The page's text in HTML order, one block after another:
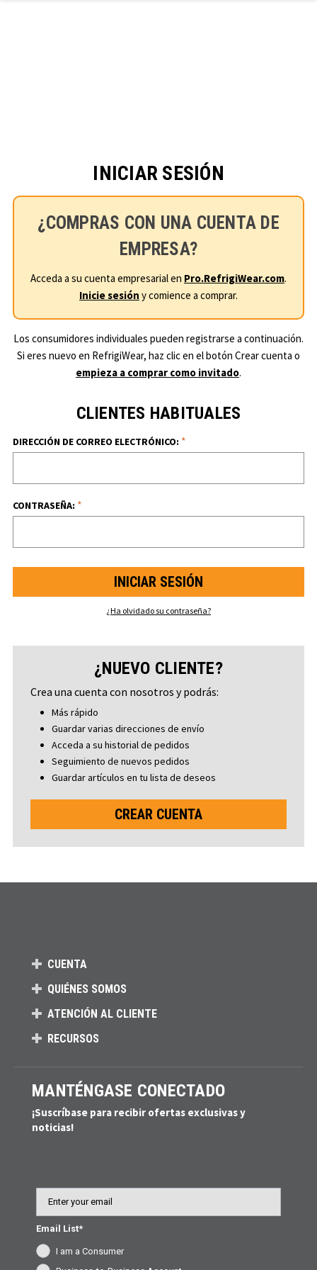
INICIAR SESIÓN
¿COMPRAS CON UNA CUENTA DE
EMPRESA?
Acceda a su cuenta empresarial en Pro.RefrigiWear.com.
Inicie sesión y comience a comprar.
Los consumidores individuales pueden registrarse a continuación.
Si eres nuevo en RefrigiWear, haz clic en el botón Crear cuenta o
empieza a comprar como invitado.
CLIENTES HABITUALES
DIRECCIÓN DE CORREO ELECTRÓNICO: *
CONTRASEÑA: *
¿Ha olvidado su contraseña?
¿NUEVO CLIENTE?
Crea una cuenta con nosotros y podrás:
Más rápido
Guardar varias direcciones de envío
Acceda a su historial de pedidos
Seguimiento de nuevos pedidos
Guardar artículos en tu lista de deseos
CREAR CUENTA
CUENTA
QUIÉNES SOMOS
ATENCIÓN AL CLIENTE
RECURSOS
MANTÉNGASE CONECTADO
¡Suscríbase para recibir ofertas exclusivas y
noticias!
Email List*
I am a Consumer